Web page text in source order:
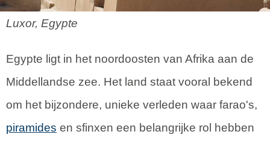
Luxor, Egypte
Egypte ligt in het noordoosten van Afrika aan de
Middellandse zee. Het land staat vooral bekend
om het bijzondere, unieke verleden waar farao's,
piramides en sfinxen een belangrijke rol hebben